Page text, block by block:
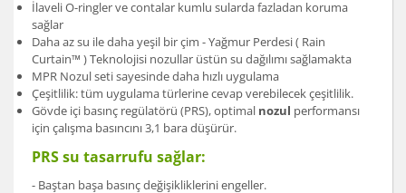
İlaveli O-ringler ve contalar kumlu sularda fazladan koruma
sağlar
Daha az su ile daha yeşil bir çim - Yağmur Perdesi ( Rain
Curtain™ ) Teknolojisi nozullar üstün su dağılımı sağlamakta
MPR Nozul seti sayesinde daha hızlı uygulama
Çeşitlilik: tüm uygulama türlerine cevap verebilecek çeşitlilik.
Gövde içi basınç regülatörü (PRS), optimal nozul performansı
için çalışma basıncını 3,1 bara düşürür.
PRS su tasarrufu sağlar:
- Baştan başa basınç değişikliklerini engeller.